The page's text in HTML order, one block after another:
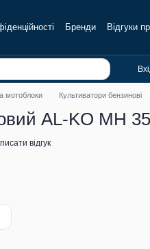
Бренди Відгуки
мотоблоки Культиватори бензинові
AL-KO MH
відгук